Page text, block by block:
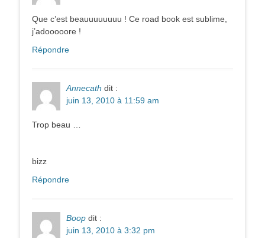
Que c’est beauuuuuuuu ! Ce road book est sublime,
j’adooooore !
Répondre
Annecath dit :
juin 13, 2010 à 11:59 am
Trop beau …
bizz
Répondre
Boop dit :
juin 13, 2010 à 3:32 pm